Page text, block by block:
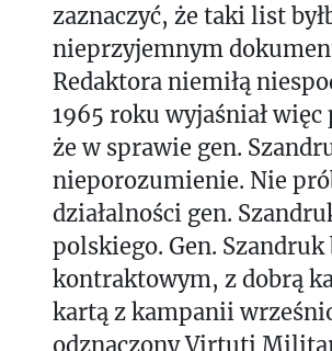
zaznaczyć, że taki list
nieprzyjemnym
Redaktora niemiłą
1965 roku wyjaśniał
że w sprawie gen.
nieporozumienie. Nie
działalności gen.
polskiego. Gen.
kontraktowym, z dobrą
kartą z kampanii
odznaczony Virtuti